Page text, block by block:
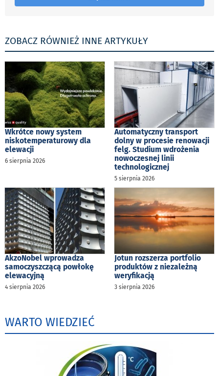
ZOBACZ RÓWNIEŻ INNE ARTYKUŁY
Wkrótce nowy system
niskotemperaturowy dla
elewacji
6 sierpnia 2026
Automatyczny transport
dolny w procesie renowacji
felg. Studium wdrożenia
nowoczesnej linii
technologicznej
5 sierpnia 2026
AkzoNobel wprowadza
samoczyszczącą powłokę
elewacyjną
4 sierpnia 2026
Jotun rozszerza portfolio
produktów z niezależną
weryfikacją
3 sierpnia 2026
WARTO WIEDZIEĆ